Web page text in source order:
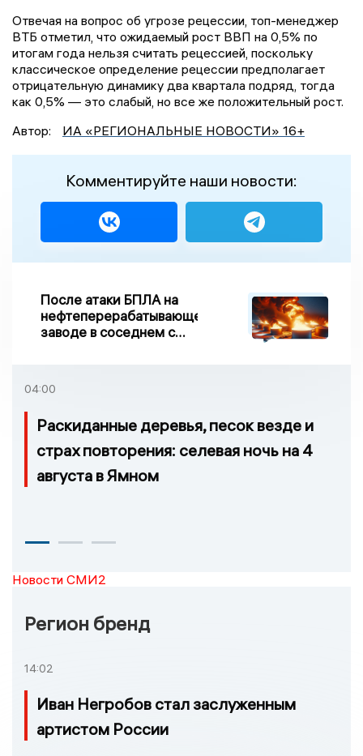
Отвечая на вопрос об угрозе рецессии, топ-менеджер
ВТБ отметил, что ожидаемый рост ВВП на 0,5% по
итогам года нельзя считать рецессией, поскольку
классическое определение рецессии предполагает
отрицательную динамику два квартала подряд, тогда
как 0,5% — это слабый, но все же положительный рост.
Автор:
ИА «РЕГИОНАЛЬНЫЕ НОВОСТИ» 16+
Комментируйте наши новости:
После атаки БПЛА на
нефтеперерабатывающем
заводе в соседнем с
04:00
Раскиданные деревья, песок везде и
страх повторения: селевая ночь на 4
августа в Ямном
Новости СМИ2
Регион бренд
14:02
Иван Негробов стал заслуженным
артистом России